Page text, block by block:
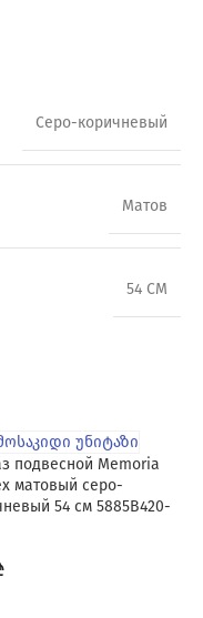
Серо-коричневый
Матов
54 CM
подвесной Memoria
матовый серо-
54 см 5885B420-